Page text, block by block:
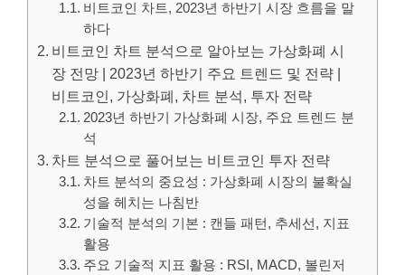
비트코인 차트, 2023년 하반기 시장 흐름을 말
하다
비트코인 차트 분석으로 알아보는 가상화폐 시
장 전망 | 2023년 하반기 주요 트렌드 및 전략 |
비트코인, 가상화폐, 차트 분석, 투자 전략
2023년 하반기 가상화폐 시장, 주요 트렌드 분
석
차트 분석으로 풀어보는 비트코인 투자 전략
차트 분석의 중요성 : 가상화폐 시장의 불확실
성을 헤치는 나침반
기술적 분석의 기본 : 캔들 패턴, 추세선, 지표
활용
주요 기술적 지표 활용 : RSI, MACD, 볼린저